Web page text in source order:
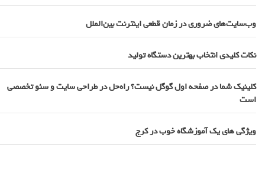
وب‌سایت‌های ضروری در زمان قطعی اینترنت بین‌الملل
نکات کلیدی انتخاب بهترین دستگاه تولید
کلینیک شما در صفحه اول گوگل نیست؟ راه‌حل در طراحی سایت و سئو تخصصی
است
ویژگی های یک آموزشگاه خوب در کرج